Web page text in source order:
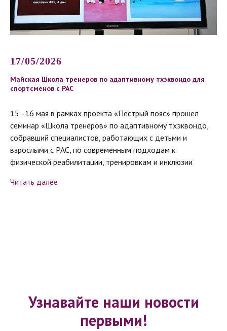
17/05/2026
Майская Школа тренеров по адаптивному тхэквондо для
спортсменов с РАС
15–16 мая в рамках проекта «Пёстрый пояс» прошел
семинар «Школа тренеров» по адаптивному тхэквондо,
собравший специалистов, работающих с детьми и
взрослыми с РАС, по современным подходам к
физической реабилитации, тренировкам и инклюзии
Читать далее
Узнавайте наши новости
первыми!